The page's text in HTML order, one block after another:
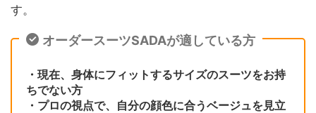
す。
オーダースーツSADAが適している方
・現在、身体にフィットするサイズのスーツをお持
ちでない方
・プロの視点で、自分の顔色に合うベージュを見立